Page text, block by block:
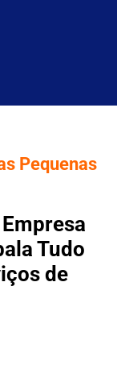
Pequenas
Tudo
de